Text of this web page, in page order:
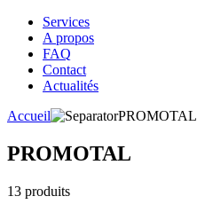
Services
A propos
FAQ
Contact
Actualités
Accueil
PROMOTAL
PROMOTAL
13 produits